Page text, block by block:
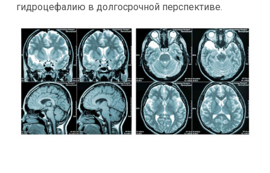
гидроцефалию в долгосрочной перспективе.